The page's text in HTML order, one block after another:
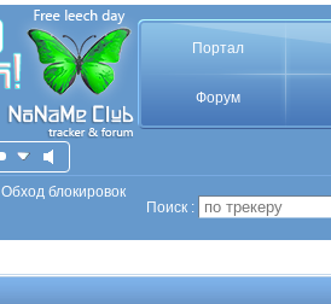
Портал
Форум
Обход блокировок
Поиск :